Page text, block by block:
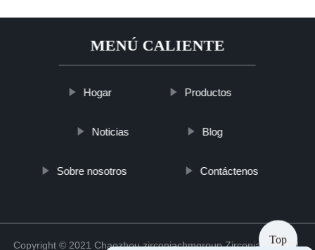
MENÚ CALIENTE
Hogar Productos
Noticias Blog
Sobre nosotros Contáctenos
Copyright © 2021 Chaozhou zirconiachmgroup Zirconia Co., Ltd.
Top